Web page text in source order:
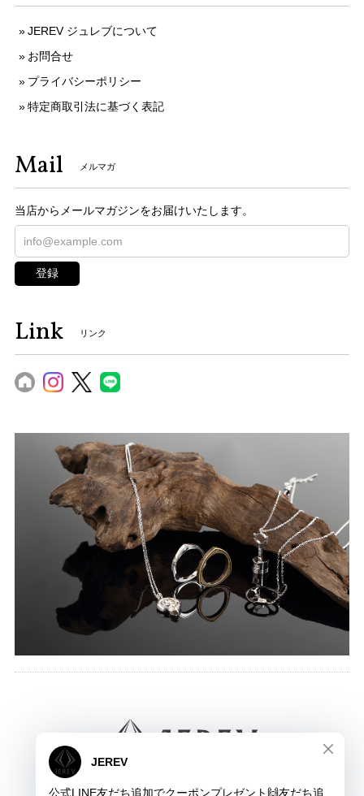
JEREV ジュレブについて
お問合せ
プライバシーポリシー
特定商取引法に基づく表記
Mail メルマガ
当店からメールマガジンをお届けいたします。
登録
Link リンク